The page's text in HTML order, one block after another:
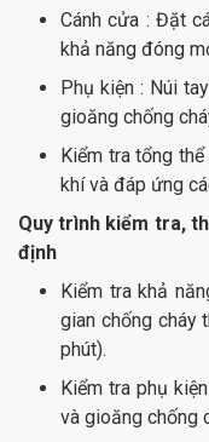
Cánh cửa : Đặt
khả năng đóng
Phụ kiện : Núi
gioăng chống
Kiểm tra tổng
khí và đáp ứng
Quy trình kiểm tra,
định
Kiểm tra khả
gian chống cháy
phút).
Kiểm tra phụ
và gioăng chống